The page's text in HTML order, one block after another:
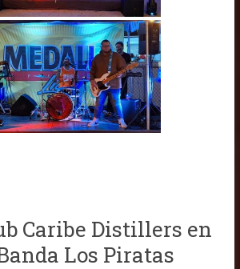
Caribe Distillers en
Los Piratas